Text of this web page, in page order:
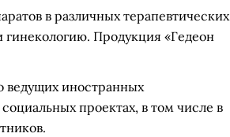
в различных терапевтических
Продукция «Гедеон
ведущих иностранных
проектах, в том числе в